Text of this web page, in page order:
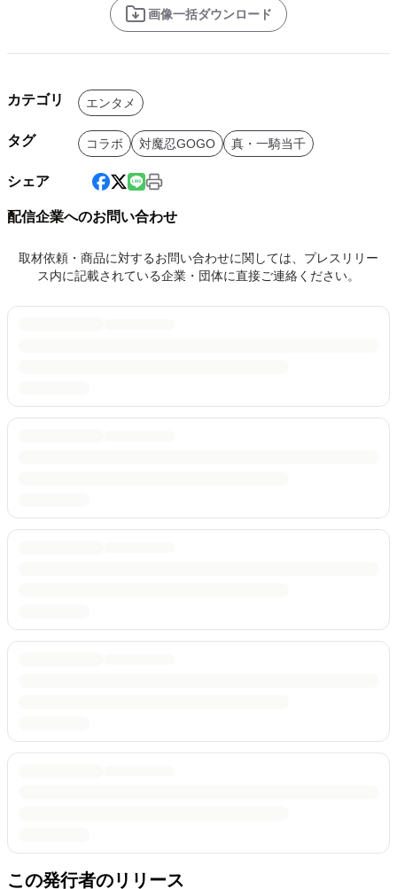
画像一括ダウンロード
カテゴリ エンタメ
タグ コラボ 対魔忍GOGO 真・一騎当千
シェア
配信企業へのお問い合わせ
取材依頼・商品に対するお問い合わせに関しては、プレスリリー
ス内に記載されている企業・団体に直接ご連絡ください。
この発行者のリリース